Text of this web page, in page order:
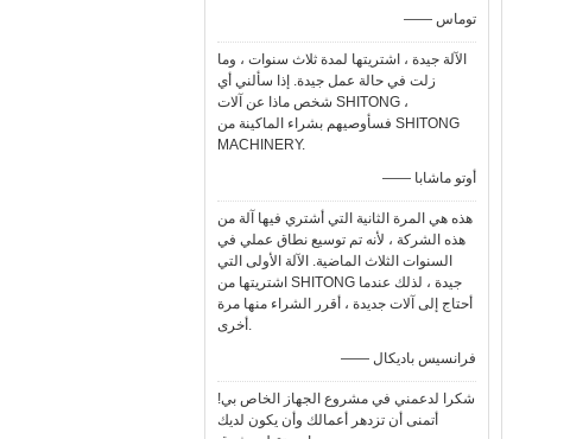
—— توماس
الآلة جيدة ، اشتريتها لمدة ثلاث سنوات ، وما
زلت في حالة عمل جيدة. إذا سألني أي
شخص ماذا عن آلات SHITONG ،
فسأوصيهم بشراء الماكينة من SHITONG
MACHINERY.
—— أوتو ماشابا
هذه هي المرة الثانية التي أشتري فيها آلة من
هذه الشركة ، لأنه تم توسيع نطاق عملي في
السنوات الثلاث الماضية. الآلة الأولى التي
اشتريتها من SHITONG جيدة ، لذلك عندما
أحتاج إلى آلات جديدة ، أقرر الشراء منها مرة
أخرى.
—— فرانسيس باديكال
شكرا لدعمني في مشروع الجهاز الخاص بي!
أتمنى أن تزدهر أعمالك وأن يكون لديك